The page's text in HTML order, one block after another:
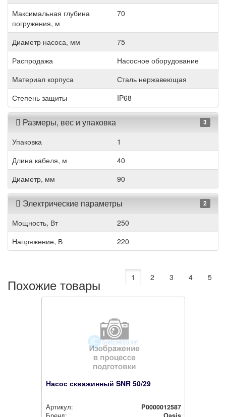
Максимальная глубина
погружения, м
70
Диаметр насоса, мм
75
Распродажа
Насосное оборудование
Материал корпуса
Сталь нержавеющая
Степень защиты
IP68
Размеры, вес и упаковка 3
Упаковка
1
Длина кабеля, м
40
Диаметр, мм
90
Электрические параметры 2
Мощность, Вт
250
Напряжение, В
220
Похожие товары 1 2 3 4 5
Насос скважинный SNR 50/29
Артикул:
Р0000012587